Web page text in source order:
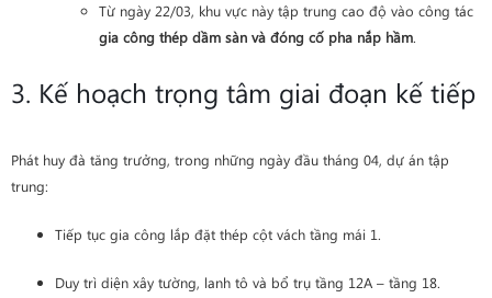
Từ ngày 22/03, khu vực này tập trung cao độ vào công tác
gia công thép dầm sàn và đóng cố pha nắp hầm.
3. Kế hoạch trọng tâm giai đoạn kế tiếp
Phát huy đà tăng trưởng, trong những ngày đầu tháng 04, dự án tập
trung:
Tiếp tục gia công lắp đặt thép cột vách tầng mái 1.
Duy trì diện xây tường, lanh tô và bổ trụ tầng 12A – tầng 18.